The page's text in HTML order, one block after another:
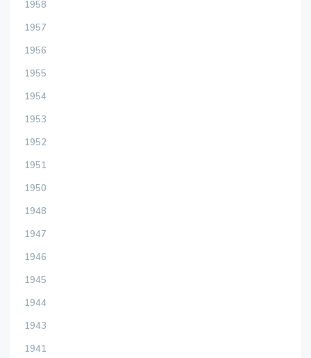
1958
1957
1956
1955
1954
1953
1952
1951
1950
1948
1947
1946
1945
1944
1943
1941